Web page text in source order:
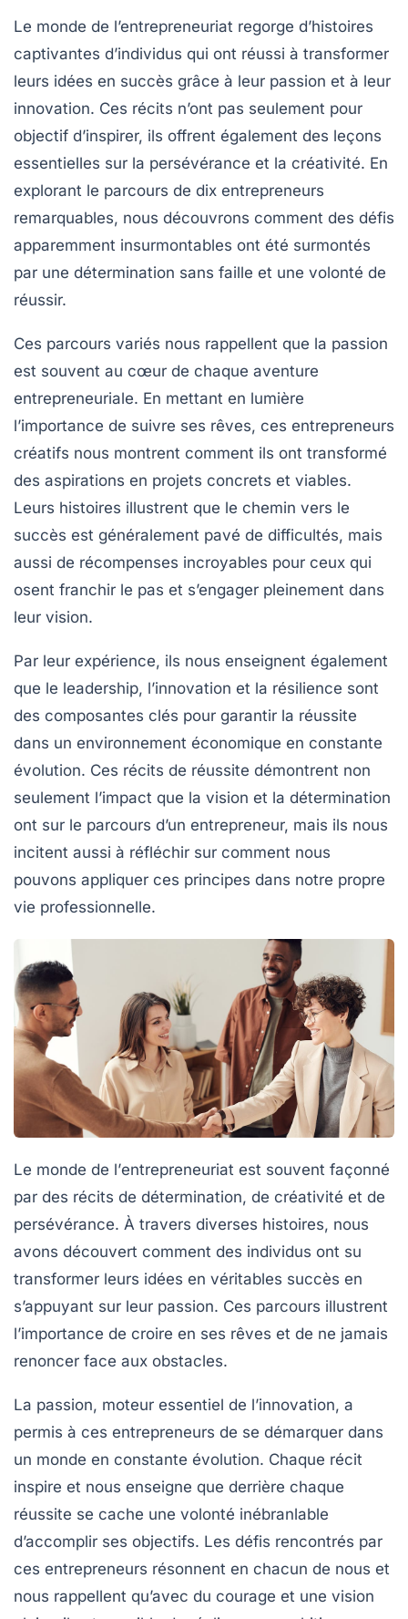
Le monde de l’entrepreneuriat regorge d’histoires
captivantes d’individus qui ont réussi à transformer
leurs idées en succès grâce à leur passion et à leur
innovation. Ces récits n’ont pas seulement pour
objectif d’inspirer, ils offrent également des leçons
essentielles sur la persévérance et la créativité. En
explorant le parcours de dix entrepreneurs
remarquables, nous découvrons comment des défis
apparemment insurmontables ont été surmontés
par une détermination sans faille et une volonté de
réussir.
Ces parcours variés nous rappellent que la passion
est souvent au cœur de chaque aventure
entrepreneuriale. En mettant en lumière
l’importance de suivre ses rêves, ces entrepreneurs
créatifs nous montrent comment ils ont transformé
des aspirations en projets concrets et viables.
Leurs histoires illustrent que le chemin vers le
succès est généralement pavé de difficultés, mais
aussi de récompenses incroyables pour ceux qui
osent franchir le pas et s’engager pleinement dans
leur vision.
Par leur expérience, ils nous enseignent également
que le leadership, l’innovation et la résilience sont
des composantes clés pour garantir la réussite
dans un environnement économique en constante
évolution. Ces récits de réussite démontrent non
seulement l’impact que la vision et la détermination
ont sur le parcours d’un entrepreneur, mais ils nous
incitent aussi à réfléchir sur comment nous
pouvons appliquer ces principes dans notre propre
vie professionnelle.
Le monde de l’entrepreneuriat est souvent façonné
par des récits de détermination, de créativité et de
persévérance. À travers diverses histoires, nous
avons découvert comment des individus ont su
transformer leurs idées en véritables succès en
s’appuyant sur leur passion. Ces parcours illustrent
l’importance de croire en ses rêves et de ne jamais
renoncer face aux obstacles.
La passion, moteur essentiel de l’innovation, a
permis à ces entrepreneurs de se démarquer dans
un monde en constante évolution. Chaque récit
inspire et nous enseigne que derrière chaque
réussite se cache une volonté inébranlable
d’accomplir ses objectifs. Les défis rencontrés par
ces entrepreneurs résonnent en chacun de nous et
nous rappellent qu’avec du courage et une vision